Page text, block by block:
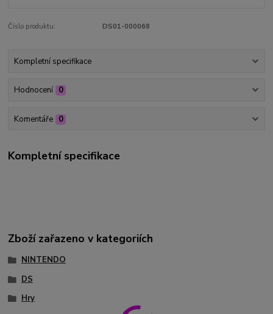
Číslo produktu: DS01-000068
Kompletní specifikace
Hodnocení 0
Komentáře 0
Kompletní specifikace
Zboží zařazeno v kategoriích
NINTENDO
DS
Hry